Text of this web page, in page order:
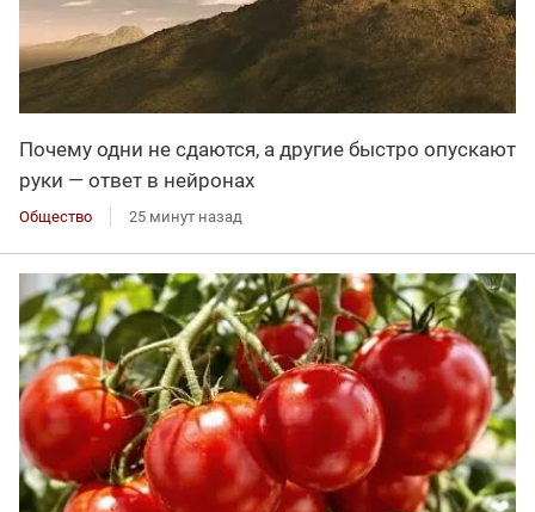
Почему одни не сдаются, а другие быстро опускают
руки — ответ в нейронах
Общество 25 минут назад